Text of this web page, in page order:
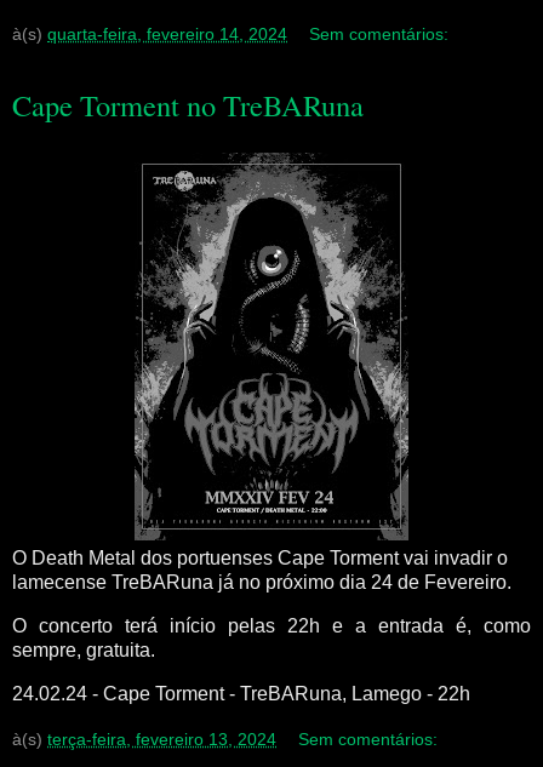
à(s) quarta-feira, fevereiro 14, 2024 Sem comentários:
Cape Torment no TreBARuna
O Death Metal dos portuenses Cape Torment vai invadir o
lamecense TreBARuna já no próximo dia 24 de Fevereiro.
O concerto terá início pelas 22h e a entrada é, como
sempre, gratuita.
24.02.24 - Cape Torment - TreBARuna, Lamego - 22h
à(s) terça-feira, fevereiro 13, 2024 Sem comentários: